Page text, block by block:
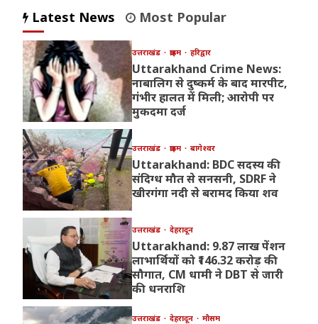
Latest News Most Popular
उत्तराखंड क्राइम हरिद्वार
Uttarakhand Crime News:
नाबालिग से दुष्कर्म के बाद मारपीट,
गंभीर हालत में मिली; आरोपी पर
मुकदमा दर्ज
उत्तराखंड क्राइम बागेश्वर
Uttarakhand: BDC सदस्य की
संदिग्ध मौत से सनसनी, SDRF ने
खीरगंगा नदी से बरामद किया शव
उत्तराखंड देहरादून
Uttarakhand: 9.87 लाख पेंशन
लाभार्थियों को ₹146.32 करोड़ की
सौगात, CM धामी ने DBT से जारी
की धनराशि
उत्तराखंड देहरादून मौसम